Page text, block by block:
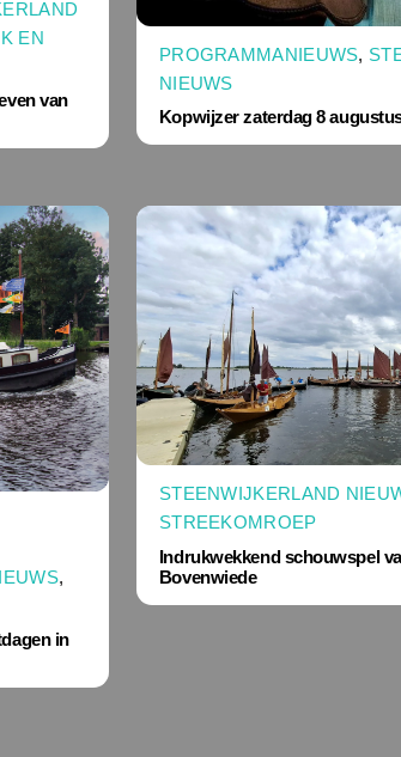
EN
van
PROGRAMMANIEUWS,
NIEUWS
Kopwijzer zaterdag 8
,
in
STEENWIJKERLAND
STREEKOMROEP
Indrukwekkend schouwspel
Bovenwiede